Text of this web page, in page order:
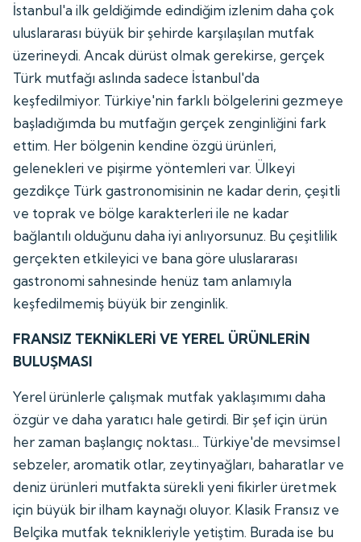
İstanbul'a ilk geldiğimde edindiğim izlenim daha çok
uluslararası büyük bir şehirde karşılaşılan mutfak
üzerineydi. Ancak dürüst olmak gerekirse, gerçek
Türk mutfağı aslında sadece İstanbul'da
keşfedilmiyor. Türkiye'nin farklı bölgelerini gezmeye
başladığımda bu mutfağın gerçek zenginliğini fark
ettim. Her bölgenin kendine özgü ürünleri,
gelenekleri ve pişirme yöntemleri var. Ülkeyi
gezdikçe Türk gastronomisinin ne kadar derin, çeşitli
ve toprak ve bölge karakterleri ile ne kadar
bağlantılı olduğunu daha iyi anlıyorsunuz. Bu çeşitlilik
gerçekten etkileyici ve bana göre uluslararası
gastronomi sahnesinde henüz tam anlamıyla
keşfedilmemiş büyük bir zenginlik.
FRANSIZ TEKNİKLERİ VE YEREL ÜRÜNLERİN
BULUŞMASI
Yerel ürünlerle çalışmak mutfak yaklaşımımı daha
özgür ve daha yaratıcı hale getirdi. Bir şef için ürün
her zaman başlangıç noktası... Türkiye'de mevsimsel
sebzeler, aromatik otlar, zeytinyağları, baharatlar ve
deniz ürünleri mutfakta sürekli yeni fikirler üretmek
için büyük bir ilham kaynağı oluyor. Klasik Fransız ve
Belçika mutfak teknikleriyle yetiştim. Burada ise bu